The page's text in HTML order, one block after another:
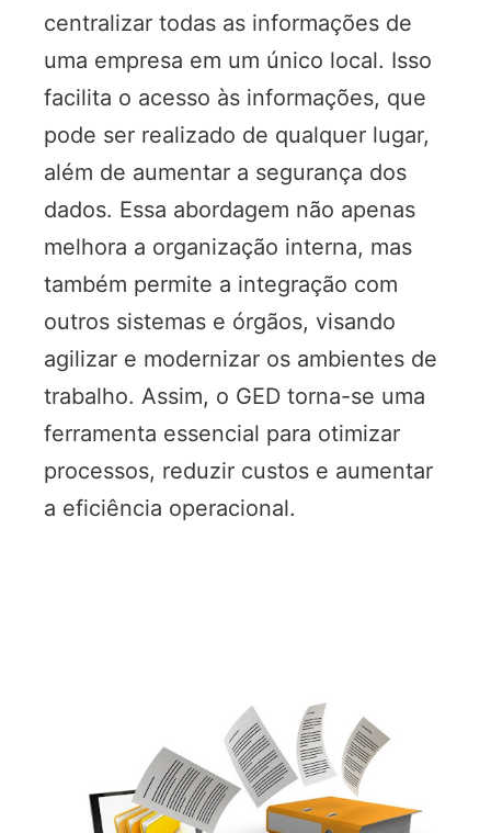
centralizar todas as informações de
uma empresa em um único local. Isso
facilita o acesso às informações, que
pode ser realizado de qualquer lugar,
além de aumentar a segurança dos
dados. Essa abordagem não apenas
melhora a organização interna, mas
também permite a integração com
outros sistemas e órgãos, visando
agilizar e modernizar os ambientes de
trabalho. Assim, o GED torna-se uma
ferramenta essencial para otimizar
processos, reduzir custos e aumentar
a eficiência operacional.